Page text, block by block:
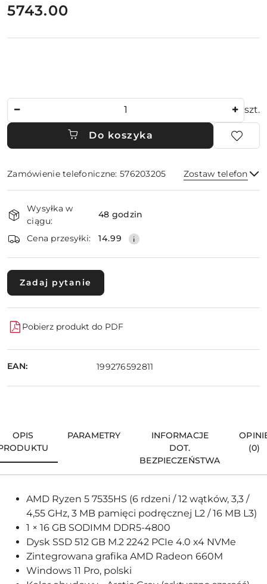
cena:
5743.00
szt.
Do koszyka
Zamówienie telefoniczne: 576203205 Zostaw telefon
Dostępność
i
dostawa
Wysyłka w
ciągu:
48 godzin
Cena przesyłki: 14.99
Zadaj pytanie
Pobierz produkt do PDF
EAN: 199276592811
OPIS
PARAMETRY
INFORMACJE
DOT.
BEZPIECZEŃSTWA
(0)
AMD Ryzen 5 7535HS (6 rdzeni / 12 wątków, 3,3 /
4,55 GHz, 3 MB pamięci podręcznej L2 / 16 MB L3)
1 × 16 GB SODIMM DDR5-4800
Dysk SSD 512 GB M.2 2242 PCIe 4.0 x4 NVMe
Zintegrowana grafika AMD Radeon 660M
Windows 11 Pro, polski